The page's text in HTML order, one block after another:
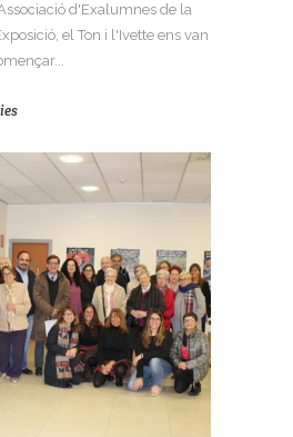
d'Exalumnes de la
el Ton i l'Ivette ens van